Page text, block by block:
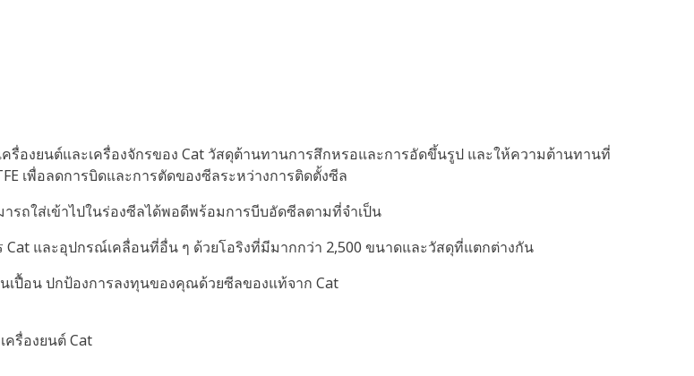
องยนต์และเครื่องจักรของ Cat วัสดุต้านทานการสึกหรอและการอัดขึ้นรูป และให้ความต้านทานที่
เพื่อลดการบิดและการตัดของซีลระหว่างการติดตั้งซีล
รถใส่เข้าไปในร่องซีลได้พอดีพร้อมการบีบอัดซีลตามที่จำเป็น
Cat และอุปกรณ์เคลื่อนที่อื่น ๆ ด้วยโอริงที่มีมากกว่า 2,500 ขนาดและวัสดุที่แตกต่างกัน
เปื้อน ปกป้องการลงทุนของคุณด้วยซีลของแท้จาก Cat
รื่องยนต์ Cat